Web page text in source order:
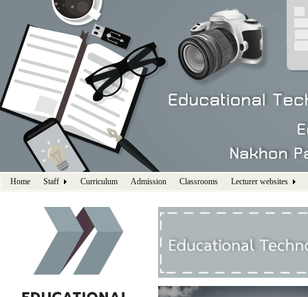
Home Staff Curriculum Admission Classrooms Lecturer websites